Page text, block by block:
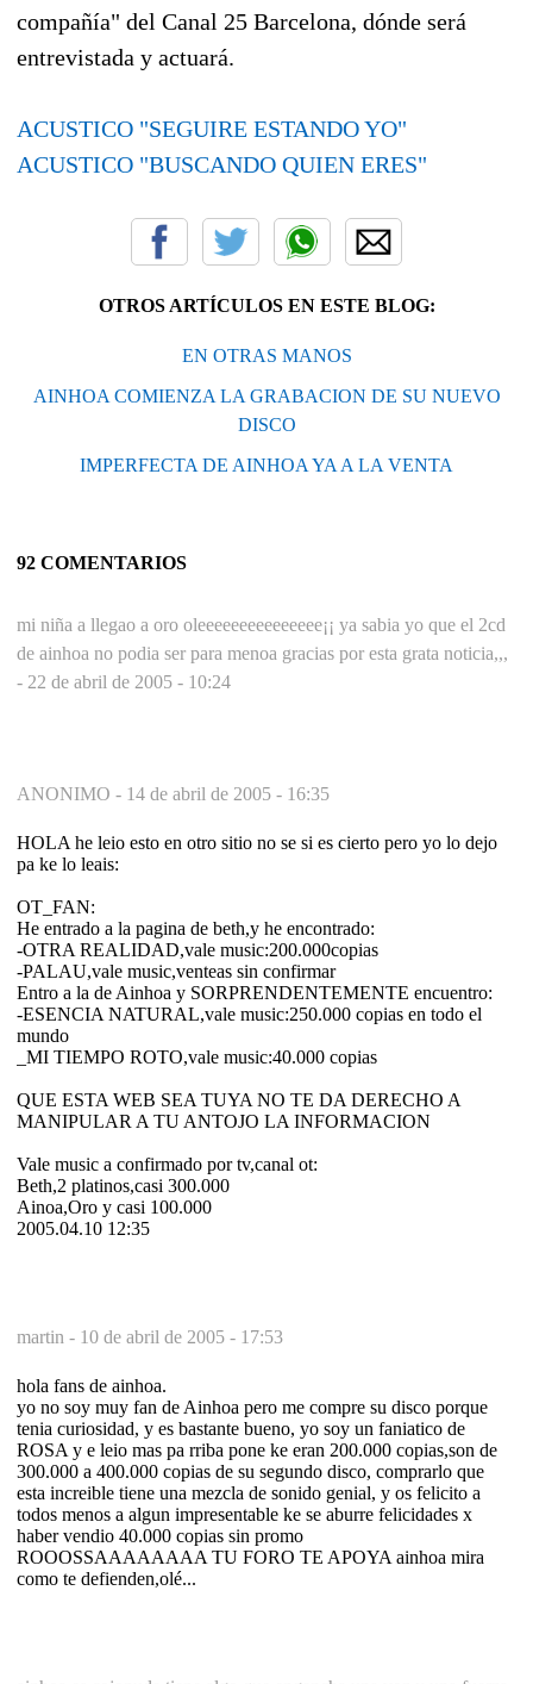
compañía" del Canal 25 Barcelona, dónde será
entrevistada y actuará.
ACUSTICO "SEGUIRE ESTANDO YO"
ACUSTICO "BUSCANDO QUIEN ERES"
OTROS ARTÍCULOS EN ESTE BLOG:
EN OTRAS MANOS
AINHOA COMIENZA LA GRABACION DE SU NUEVO
DISCO
IMPERFECTA DE AINHOA YA A LA VENTA
92 COMENTARIOS
mi niña a llegao a oro oleeeeeeeeeeeeeee¡¡ ya sabia yo que el 2cd
de ainhoa no podia ser para menoa gracias por esta grata noticia,,,
- 22 de abril de 2005 - 10:24
ANONIMO - 14 de abril de 2005 - 16:35
HOLA he leio esto en otro sitio no se si es cierto pero yo lo dejo
pa ke lo leais:
OT_FAN:
He entrado a la pagina de beth,y he encontrado:
-OTRA REALIDAD,vale music:200.000copias
-PALAU,vale music,venteas sin confirmar
Entro a la de Ainhoa y SORPRENDENTEMENTE encuentro:
-ESENCIA NATURAL,vale music:250.000 copias en todo el
mundo
_MI TIEMPO ROTO,vale music:40.000 copias
QUE ESTA WEB SEA TUYA NO TE DA DERECHO A
MANIPULAR A TU ANTOJO LA INFORMACION
Vale music a confirmado por tv,canal ot:
Beth,2 platinos,casi 300.000
Ainoa,Oro y casi 100.000
2005.04.10 12:35
martin - 10 de abril de 2005 - 17:53
hola fans de ainhoa.
yo no soy muy fan de Ainhoa pero me compre su disco porque
tenia curiosidad, y es bastante bueno, yo soy un faniatico de
ROSA y e leio mas pa rriba pone ke eran 200.000 copias,son de
300.000 a 400.000 copias de su segundo disco, comprarlo que
esta increible tiene una mezcla de sonido genial, y os felicito a
todos menos a algun impresentable ke se aburre felicidades x
haber vendio 40.000 copias sin promo
ROOOSSAAAAAAAA TU FORO TE APOYA ainhoa mira
como te defienden,olé...